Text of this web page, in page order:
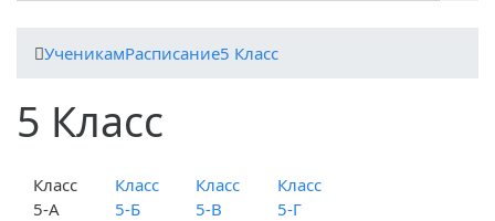
УченикамРасписание5 Класс
5 Класс
Класс
5-А
Класс
5-Б
Класс
5-В
Класс
5-Г